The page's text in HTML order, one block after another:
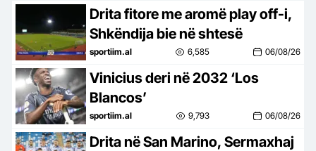
Drita fitore me aromë play off-i,
Shkëndija bie në shtesë
sportiim.al 6,585 06/08/26
Vinicius deri në 2032 ‘Los
Blancos’
sportiim.al 9,793 06/08/26
Drita në San Marino, Sermaxhaj